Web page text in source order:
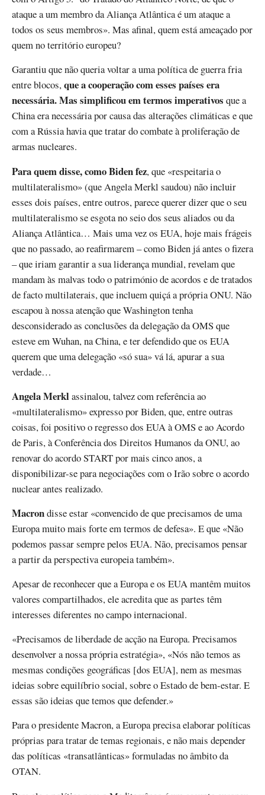
ataque a um membro da Aliança Atlântica é um ataque a
todos os seus membros». Mas afinal, quem está ameaçado por
quem no território europeu?
Garantiu que não queria voltar a uma política de guerra fria
entre blocos,que a cooperação com esses países era
necessária. Mas simplificou em termos imperativos que a
China era necessária por causa das alterações climáticas e que
com a Rússia havia que tratar do combate à proliferação de
armas nucleares.
Para quem disse, como Biden fez, que «respeitaria o
multilateralismo» (que Angela Merkl saudou) não incluir
esses dois países, entre outros, parece querer dizer que o seu
multilateralismo se esgota no seio dos seus aliados ou da
Aliança Atlântica… Mais uma vez os EUA, hoje mais frágeis
que no passado, ao reafirmarem – como Biden já antes o fizera
– que iriam garantir a sua liderança mundial, revelam que
mandam às malvas todo o património de acordos e de tratados
de facto multilaterais, que incluem quiçá a própria ONU. Não
escapou à nossa atenção que Washington tenha
desconsiderado as conclusões da delegação da OMS que
esteve em Wuhan, na China, e ter defendido que os EUA
querem que uma delegação «só sua» vá lá, apurar a sua
verdade…
Angela Merklassinalou, talvez com referência ao
«multilateralismo» expresso por Biden, que, entre outras
coisas, foi positivo o regresso dos EUA à OMS e ao Acordo
de Paris, à Conferência dos Direitos Humanos da ONU, ao
renovar do acordo START por mais cinco anos, a
disponibilizar-se para negociações com o Irão sobre o acordo
nuclear antes realizado.
Macrondisse estar «convencido de que precisamos de uma
Europa muito mais forte em termos de defesa». E que «Não
podemos passar sempre pelos EUA. Não, precisamos pensar
a partir da perspectiva europeia também».
Apesar de reconhecer que a Europa e os EUA mantêm muitos
valores compartilhados, ele acredita que as partes têm
interesses diferentes no campo internacional.
«Precisamos de liberdade de acção na Europa. Precisamos
desenvolver a nossa própria estratégia», «Nós não temos as
mesmas condições geográficas [dos EUA], nem as mesmas
ideias sobre equilíbrio social, sobre o Estado de bem-estar. E
essas são ideias que temos que defender.»
Para o presidente Macron, a Europa precisa elaborar políticas
próprias para tratar de temas regionais, e não mais depender
das políticas «transatlânticas» formuladas no âmbito da
OTAN.